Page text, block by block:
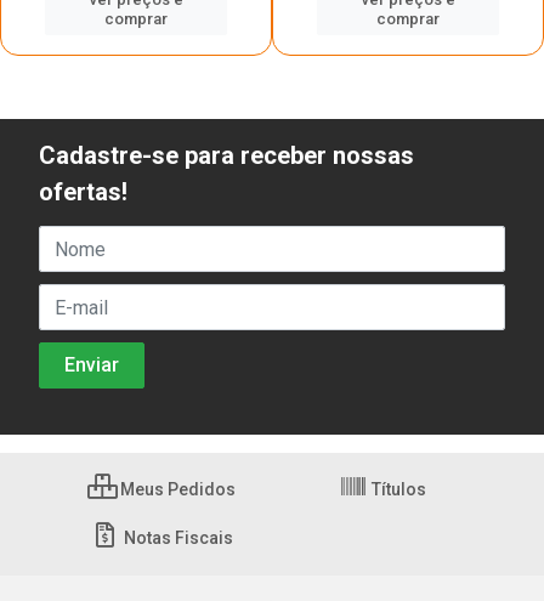
comprar
comprar
Cadastre-se para receber nossas
ofertas!
Meus Pedidos Títulos
Notas Fiscais